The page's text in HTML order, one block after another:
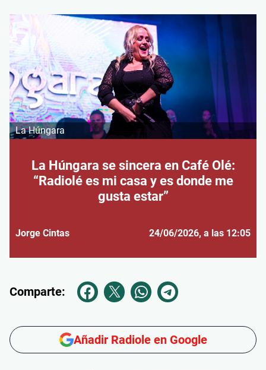
La Húngara
La Húngara se sincera en Café Olé:
“Radiolé es mi casa y es donde me
gusta estar”
Jorge Cintas 24/06/2026, a las 12:05
Comparte:
Añadir Radiole en Google